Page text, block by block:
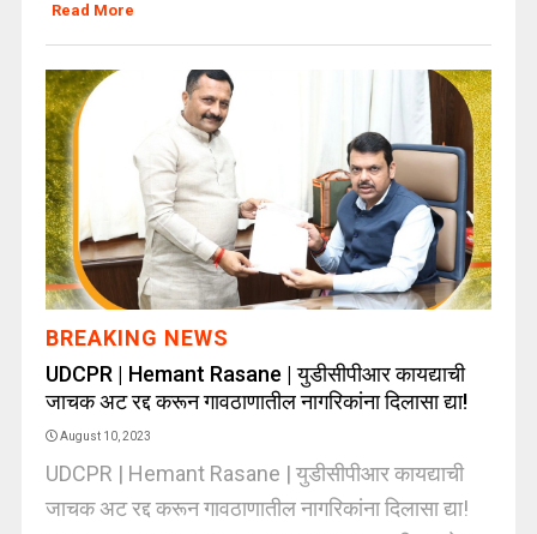
Read More
BREAKING NEWS
UDCPR | Hemant Rasane | युडीसीपीआर कायद्याची
जाचक अट रद्द करून गावठाणातील नागरिकांना दिलासा द्या!
August 10, 2023
UDCPR | Hemant Rasane | युडीसीपीआर कायद्याची
जाचक अट रद्द करून गावठाणातील नागरिकांना दिलासा द्या!